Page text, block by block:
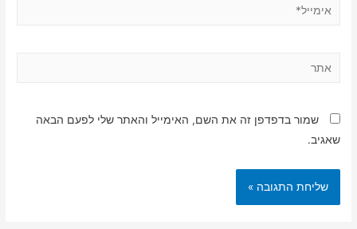
שמור בדפדפן זה את השם, האימייל והאתר שלי לפעם הבאה
שאגיב.